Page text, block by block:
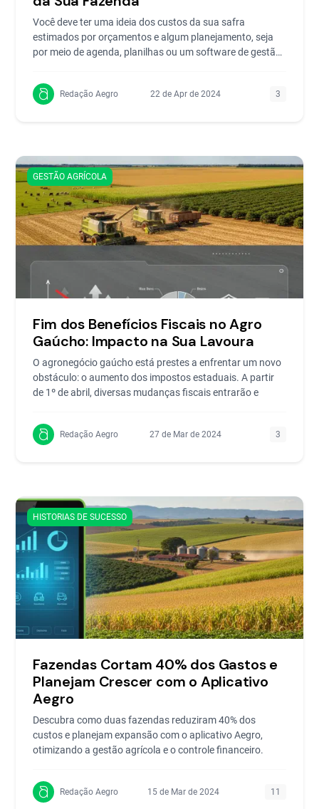
Você deve ter uma ideia dos custos da sua safra
estimados por orçamentos e algum planejamento, seja
por meio de agenda, planilhas ou um software de gestão
Redação Aegro 22 de Apr de 2024 3
GESTÃO AGRÍCOLA
Fim dos Benefícios Fiscais no Agro
Gaúcho: Impacto na Sua Lavoura
O agronegócio gaúcho está prestes a enfrentar um novo
obstáculo: o aumento dos impostos estaduais. A partir
de 1º de abril, diversas mudanças fiscais entrarão e
Redação Aegro 27 de Mar de 2024 3
HISTORIAS DE SUCESSO
Fazendas Cortam 40% dos Gastos e
Planejam Crescer com o Aplicativo
Aegro
Descubra como duas fazendas reduziram 40% dos
custos e planejam expansão com o aplicativo Aegro,
otimizando a gestão agrícola e o controle financeiro.
Redação Aegro 15 de Mar de 2024 11